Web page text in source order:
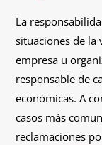
La
situaciones de la
empresa u
responsable de
económicas. A
casos más
reclamaciones